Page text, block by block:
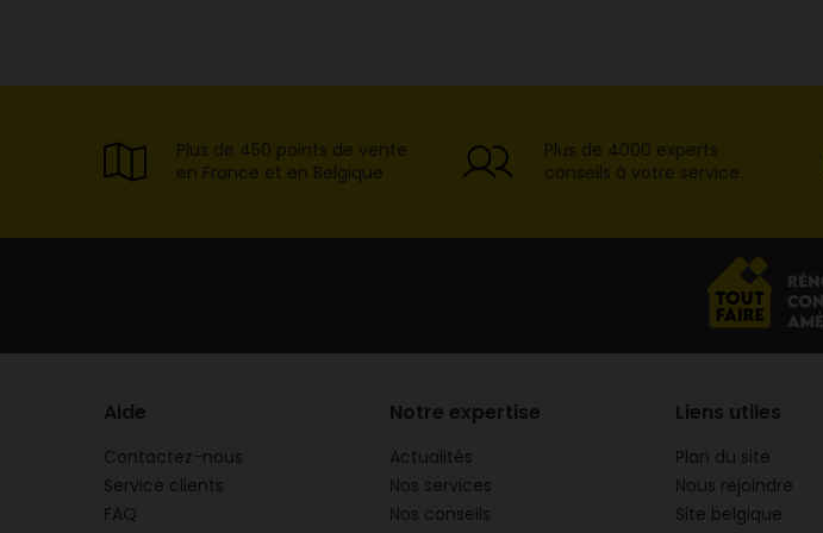
Plus de 450 points de vente
en France et en Belgique
Plus de 4000 experts
conseils à votre service
Aide
Contactez-nous
Service clients
FAQ
Notre expertise
Actualités
Nos services
Nos conseils
Liens utiles
Plan du site
Nous rejoindre
Site belgique